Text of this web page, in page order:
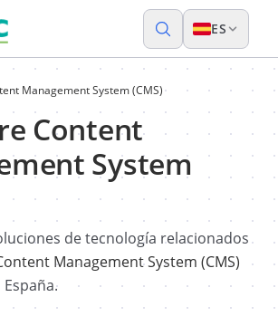
ES
Management System (CMS)
Content
System
de tecnología relacionados
Management System (CMS)